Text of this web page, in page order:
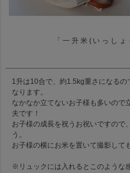
「一升米(いっし
1升は10合で、約1.5kg重さになる
なります。
なかなか立てないお子様も多いので
夫です！
お子様の成長を祝うお祝いですので
う。
お子様の横にお米を置いて撮影して
※リュックには入れるとこのような